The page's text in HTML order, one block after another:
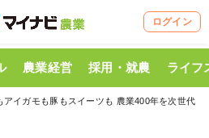
ログイン
農業経営 採用・就農 ライフ
アイガモも豚もスイーツも 農業400年を次世代